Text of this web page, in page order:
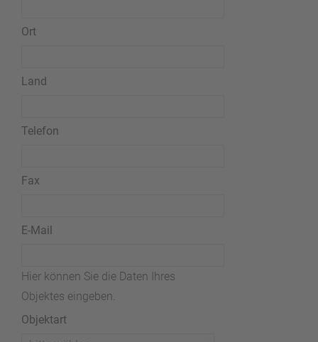
Ort
Land
Telefon
Fax
E-Mail
Hier können Sie die Daten Ihres
Objektes eingeben.
Objektart